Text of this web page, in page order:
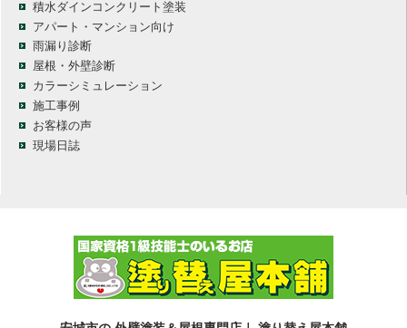
積水ダインコンクリート塗装
アパート・マンション向け
雨漏り診断
屋根・外壁診断
カラーシミュレーション
施工事例
お客様の声
現場日誌